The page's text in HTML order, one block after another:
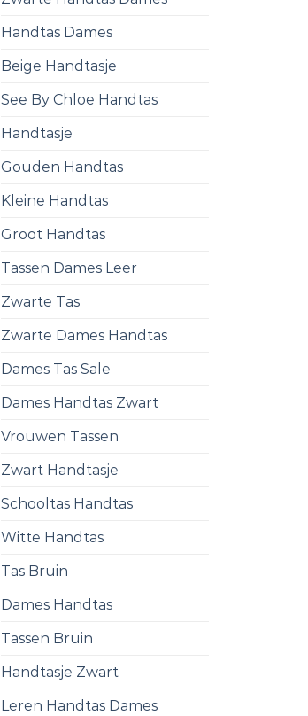
Handtas Dames
Beige Handtasje
See By Chloe Handtas
Handtasje
Gouden Handtas
Kleine Handtas
Groot Handtas
Tassen Dames Leer
Zwarte Tas
Zwarte Dames Handtas
Dames Tas Sale
Dames Handtas Zwart
Vrouwen Tassen
Zwart Handtasje
Schooltas Handtas
Witte Handtas
Tas Bruin
Dames Handtas
Tassen Bruin
Handtasje Zwart
Leren Handtas Dames